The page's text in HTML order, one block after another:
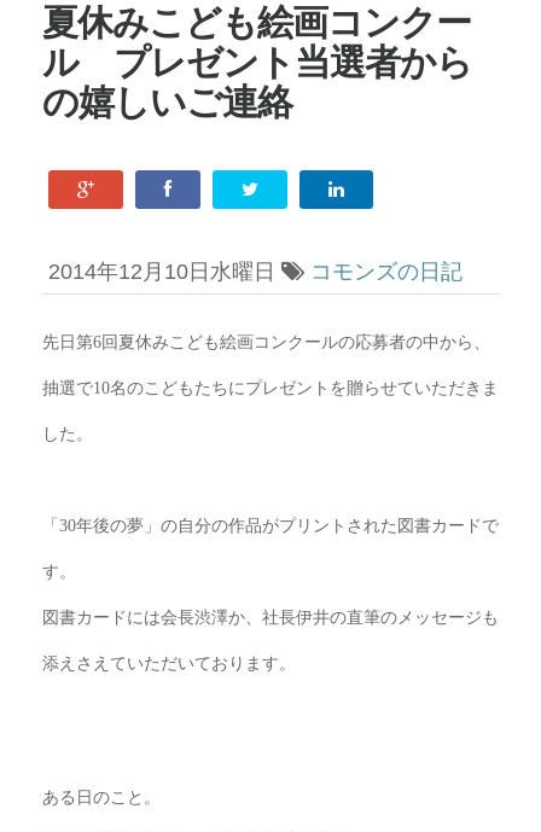
夏休みこども絵画コンクー
ル プレゼント当選者から
の嬉しいご連絡
2014年12月10日水曜日 コモンズの日記
先日第6回 夏休みこども絵画コンクールの応募者の中から、
抽選で10名のこどもたちにプレゼントを贈らせていただきま
した。
「 30年後の夢」の自分の作品がプリントされた図書カードで
す。
図書カードには会長渋澤か、社長伊井の直筆のメッセージも
添えさえていただいております。
ある日のこと。